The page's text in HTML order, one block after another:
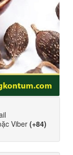
Viber(+84)